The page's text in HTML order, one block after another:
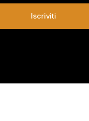
Iscriviti